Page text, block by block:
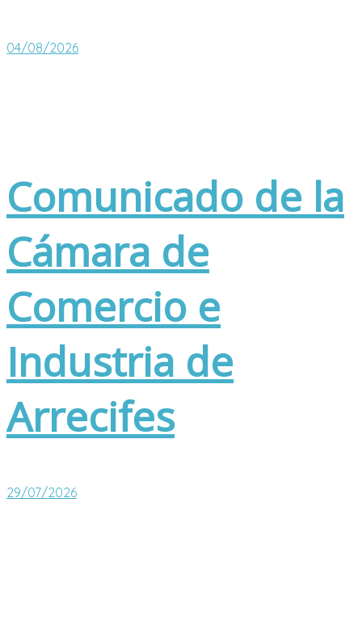
04/08/2026
Comunicado de la
Cámara de
Comercio e
Industria de
Arrecifes
29/07/2026